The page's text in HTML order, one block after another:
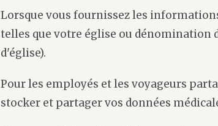
Lorsque vous fournissez les
telles que votre église ou dénomination
d'église).
Pour les employés et les voyageurs
stocker et partager vos données